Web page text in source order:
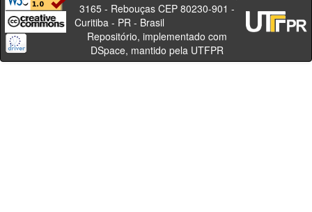
3165 - Rebouças CEP 80230-901 -
Curitiba - PR - Brasil
Repositório, implementado com
DSpace, mantido pela UTFPR